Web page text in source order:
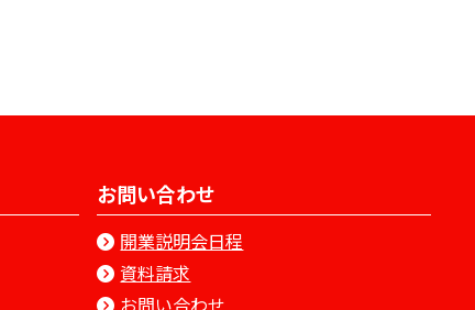
お問い合わせ
開業説明会日程
資料請求
お問い合わせ